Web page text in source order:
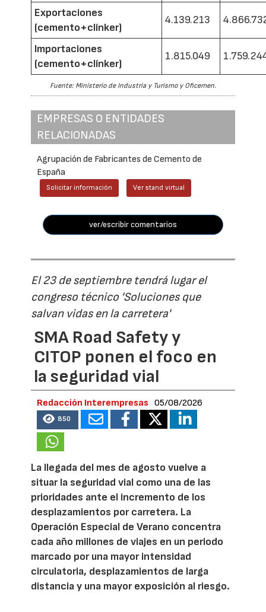
Exportaciones
(cemento+clínker)
4.139.213
Importaciones
(cemento+clínker)
1.815.049
Fuente: Ministerio de Industria y Turismo y Oficemen.
EMPRESAS O ENTIDADES
RELACIONADAS
Agrupación de Fabricantes de Cemento de
España
Solicitar información Ver stand virtual
ver/escribir comentarios
El 23 de septiembre tendrá lugar el
congreso técnico 'Soluciones que
salvan vidas en la carretera'
SMA Road Safety y
CITOP ponen el foco en
la seguridad vial
Redacción Interempresas 05/08/2026
850
La llegada del mes de agosto vuelve a
situar la seguridad vial como una de las
prioridades ante el incremento de los
desplazamientos por carretera. La
Operación Especial de Verano concentra
cada año millones de viajes en un periodo
marcado por una mayor intensidad
circulatoria, desplazamientos de larga
distancia y una mayor exposición al riesgo.